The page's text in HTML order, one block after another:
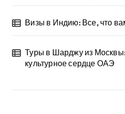
Визы в Индию: Все, что
Туры в Шарджу из
культурное сердце ОАЭ